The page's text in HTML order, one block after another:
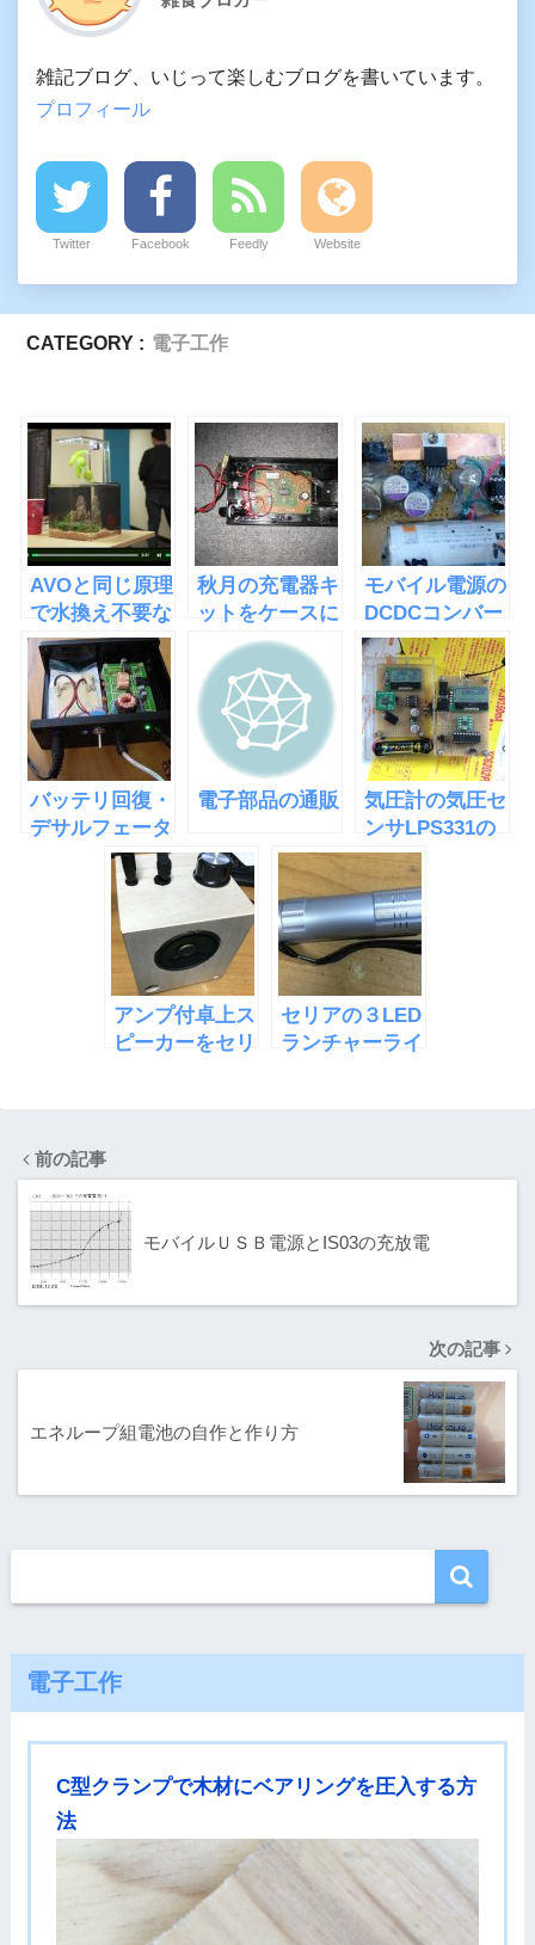
雑記ブログ、いじって楽しむブログを書いています。
プロフィール
Twitter Facebook Feedly Website
CATEGORY : 電子工作
AVOと同じ原理
で水換え不要な
水槽
「EcoQube
C」
秋月の充電器キ
ットをケースに
入れた
モバイル電源の
DCDCコンバー
タを作った
バッテリ回復・
デサルフェータ
ー３号機製作
電子部品の通販
気圧計の気圧セ
ンサLPS331の
交換と今度は液
晶が割れた
アンプ付卓上ス
ピーカーをセリ
セリアの３LED
ランチャーライ
前の記事
モバイルＵＳＢ電源とIS03の充放電
次の記事
エネループ組電池の自作と作り方
電子工作
C型クランプで木材にベアリングを圧入する方
法